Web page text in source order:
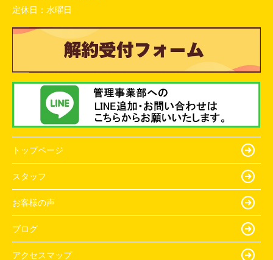
定休日： 水曜日
トップページ
スタッフ
お客様の声
ブログ
アクセスマップ